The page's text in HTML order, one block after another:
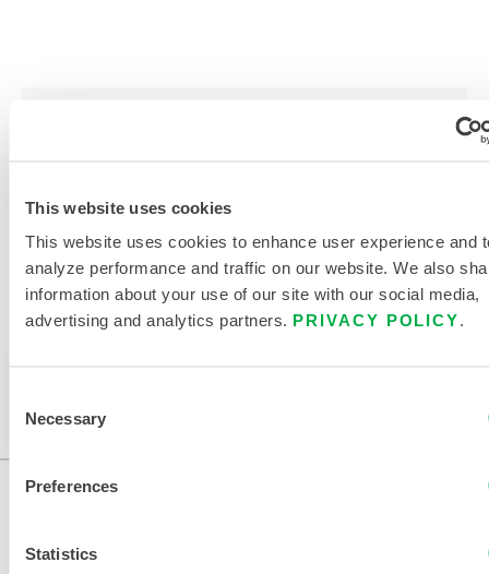
This website uses cookies
This website uses cookies to enhance user experience and
analyze performance and traffic on our website. We also
information about your use of our site with our social media,
advertising and analytics partners. PRIVACY POLICY.
Selection
Necessary
Preferences
Statistics
Disponible dans ces régions de vente : CHINE, ASIE.